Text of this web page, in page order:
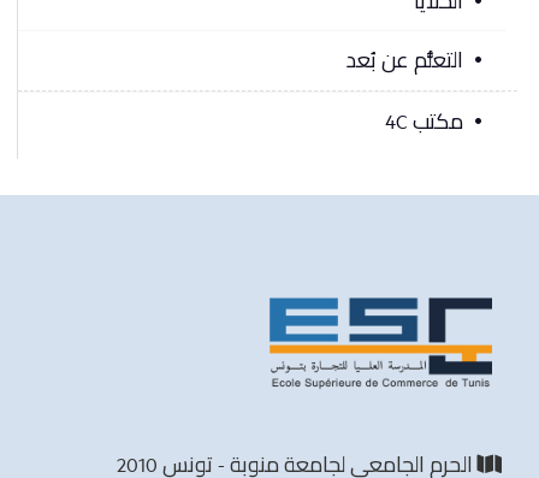
التعلُّم عن بُعد
مكتب 4C
الحرم الجامعي لجامعة منوبة - تونس 2010